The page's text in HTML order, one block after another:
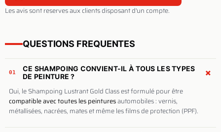
Les avis sont reserves aux clients disposant d'un compte.
QUESTIONS FREQUENTES
01
CE SHAMPOING CONVIENT-IL À TOUS LES TYPES
DE PEINTURE ?
+
Oui, le Shampoing Lustrant Gold Class est formulé pour être
compatible avec toutes les peinturesautomobiles : vernis,
métallisées, nacrées, mates et même les films de protection (PPF).